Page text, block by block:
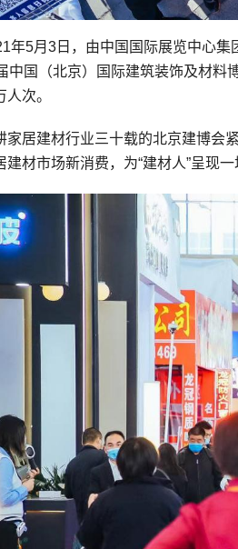
年5月3日，由中国国际展览中心
中国（北京）国际建筑装饰及材料
人次。
家居建材行业三十载的北京建博会
建材市场新消费，为“建材人”呈现